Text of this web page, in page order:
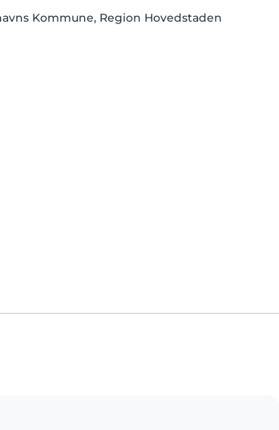
Kommune, Region Hovedstaden